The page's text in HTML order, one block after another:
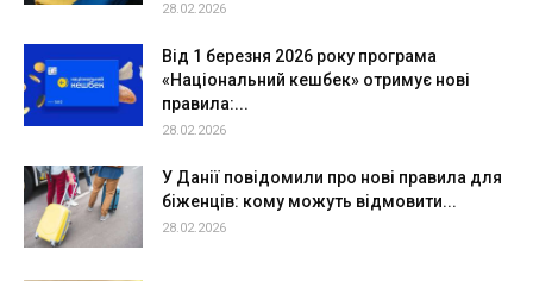
28.02.2026
Від 1 березня 2026 року програма
«Національний кешбек» отримує нові
правила:...
28.02.2026
У Данії повідомили про нові правила для
біженців: кому можуть відмовити...
28.02.2026